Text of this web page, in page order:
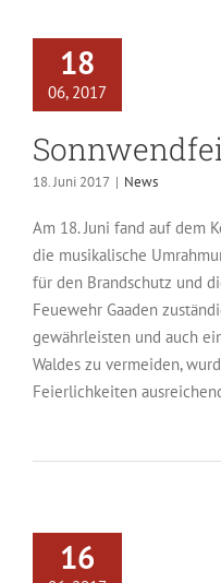
18
06, 2017
18. Juni 2017 | News
Am 18. Juni fand auf dem
die musikalische
für den Brandschutz und
Feuewehr Gaaden
gewährleisten und auch
Waldes zu vermeiden,
Feierlichkeiten
16